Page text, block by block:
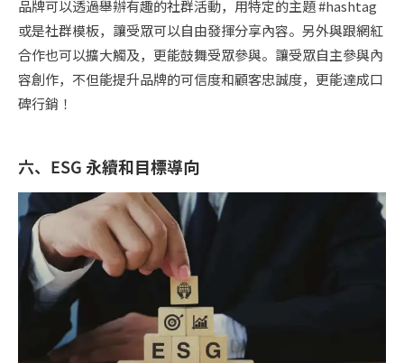
品牌可以透過舉辦有趣的社群活動，用特定的主題 #hashtag
或是社群模板，讓受眾可以自由發揮分享內容。另外與跟網紅
合作也可以擴大觸及，更能鼓舞受眾參與。讓受眾自主參與內
容創作，不但能提升品牌的可信度和顧客忠誠度，更能達成口
碑行銷！
六、ESG 永續和目標導向